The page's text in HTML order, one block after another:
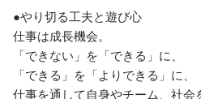
●やり切る工夫と遊び心
仕事は成長機会。
「できない」を「できる」に、
「できる」を「よりできる」に、
仕事を通して自身やチーム、社会